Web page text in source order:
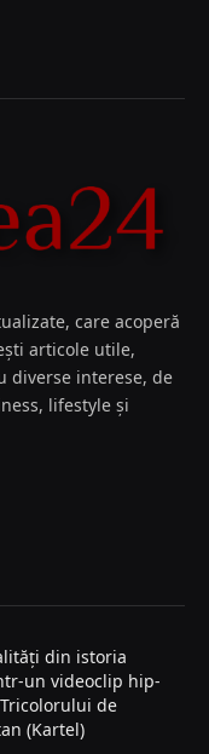
care acoperă
articole utile,
diverse interese, de
lifestyle și
din istoria
un videoclip hip-
de
(Kartel)